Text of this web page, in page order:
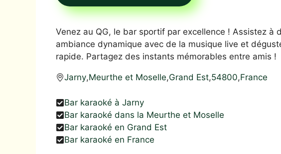
Venez au QG, le bar sportif par excellence ! Assistez à
ambiance dynamique avec de la musique live et
rapide. Partagez des instants mémorables entre amis !
Jarny,Meurthe et Moselle,Grand Est,54800,France
Bar karaoké à Jarny
Bar karaoké dans la Meurthe et Moselle
Bar karaoké en Grand Est
Bar karaoké en France